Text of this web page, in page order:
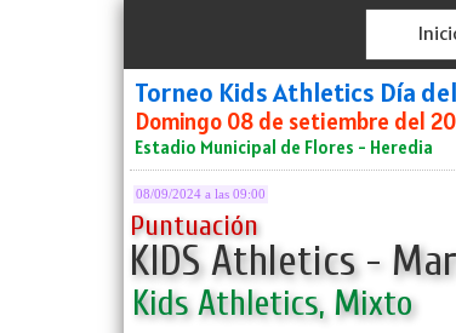
Torneo Kids Athletics Día
Domingo 08 de setiembre del
Estadio Municipal de Flores - Heredia
08/09/2024 a las 09:00
Puntuación
KIDS Athletics -
Kids Athletics, Mixto